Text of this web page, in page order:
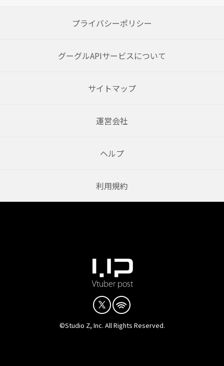
プライバシーポリシー
グーグルAPIサービスについて
サイトマップ
運営会社
ヘルプ
利用規約
©Studio Z, Inc. All Rights Reserved.